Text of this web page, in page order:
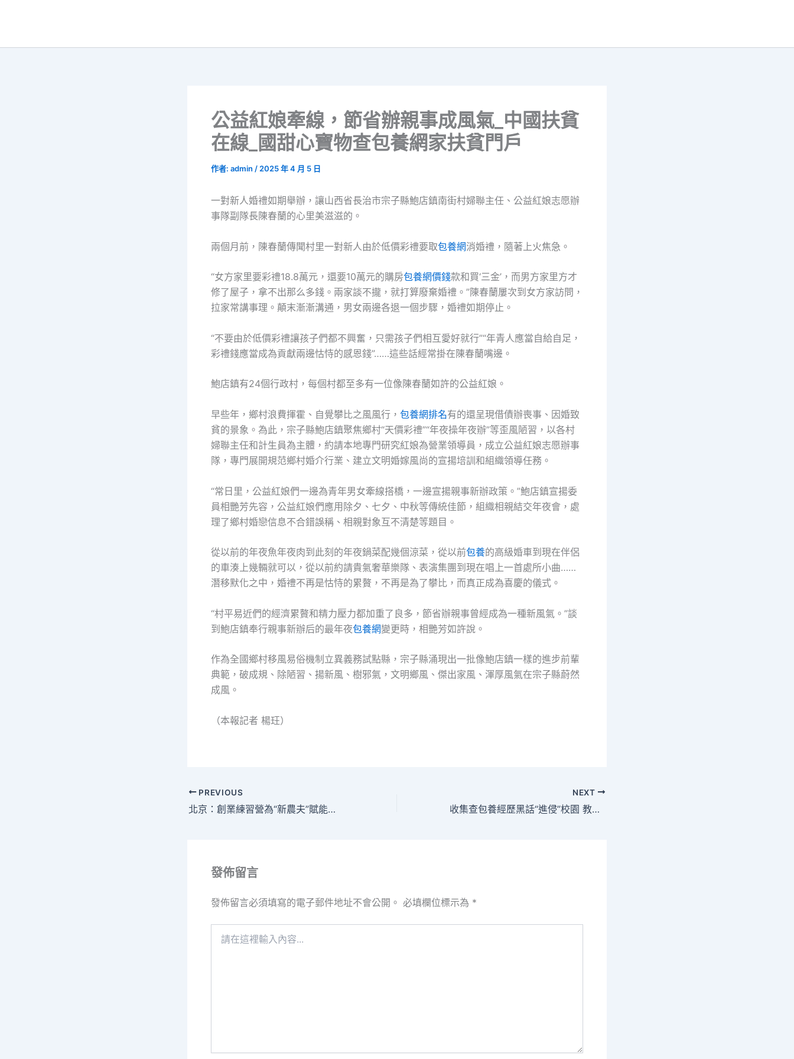
公益紅娘牽線，節省辦親事成風氣_中國扶貧
在線_國甜心寶物查包養網家扶貧門戶
作者: admin / 2025 年 4 月 5 日
一對新人婚禮如期舉辦，讓山西省長治市宗子縣鮑店鎮南街村婦聯主任、公益紅娘志愿辦
事隊副隊長陳春蘭的心里美滋滋的。
兩個月前，陳春蘭傳聞村里一對新人由於低價彩禮要取包養網消婚禮，隨著上火焦急。
“女方家里要彩禮18.8萬元，還要10萬元的購房包養網價錢款和買‘三金’，而男方家里方才
修了屋子，拿不出那么多錢。兩家談不攏，就打算廢棄婚禮。”陳春蘭屢次到女方家訪問，
拉家常講事理。顛末漸漸溝通，男女兩邊各退一個步驟，婚禮如期停止。
“不要由於低價彩禮讓孩子們都不興奮，只需孩子們相互愛好就行”“年青人應當自給自足，
彩禮錢應當成為貢獻兩邊怙恃的感恩錢”……這些話經常掛在陳春蘭嘴邊。
鮑店鎮有24個行政村，每個村都至多有一位像陳春蘭如許的公益紅娘。
早些年，鄉村浪費揮霍、自覺攀比之風風行， 包養網排名有的還呈現借債辦喪事、因婚致
貧的景象。為此，宗子縣鮑店鎮聚焦鄉村“天價彩禮”“年夜操年夜辦”等歪風陋習，以各村
婦聯主任和計生員為主體，約請本地專門研究紅娘為營業領導員，成立公益紅娘志愿辦事
隊，專門展開規范鄉村婚介行業、建立文明婚嫁風尚的宣揚培訓和組織領導任務。
“常日里，公益紅娘們一邊為青年男女牽線搭橋，一邊宣揚親事新辦政策。”鮑店鎮宣揚委
員相艷芳先容，公益紅娘們應用除夕、七夕、中秋等傳統佳節，組織相親結交年夜會，處
理了鄉村婚戀信息不合錯誤稱、相親對象互不清楚等題目。
從以前的年夜魚年夜肉到此刻的年夜鍋菜配幾個涼菜，從以前包養的高級婚車到現在伴侶
的車湊上幾輛就可以，從以前約請貴氣奢華樂隊、表演集團到現在唱上一首處所小曲……
潛移默化之中，婚禮不再是怙恃的累贅，不再是為了攀比，而真正成為喜慶的儀式。
“村平易近們的經濟累贅和精力壓力都加重了良多，節省辦親事曾經成為一種新風氣。”談
到鮑店鎮奉行親事新辦后的最年夜包養網變更時，相艷芳如許說。
作為全國鄉村移風易俗機制立異義務試點縣，宗子縣涌現出一批像鮑店鎮一樣的進步前輩
典範，破成規、除陋習、揚新風、樹邪氣，文明鄉風、傑出家風、渾厚風氣在宗子縣蔚然
成風。
（本報記者 楊玨）
PREVIOUS
北京：創業練習營為“新農夫”賦能找九宮格會議_中國網
NEXT
收集查包養經歷黑話“進侵”校園 教員呼吁加大力度管理_中國網
發佈留言
發佈留言必須填寫的電子郵件地址不會公開。 必填欄位標示為 *